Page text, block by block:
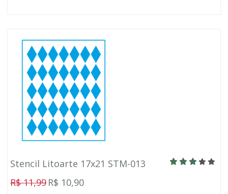
Stencil Litoarte 17x21 STM-013
R$ 11,99 R$ 10,90